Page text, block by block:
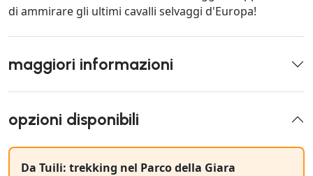
di ammirare gli ultimi cavalli selvaggi d'Europa!
maggiori informazioni
opzioni disponibili
Da Tuili: trekking nel Parco della Giara